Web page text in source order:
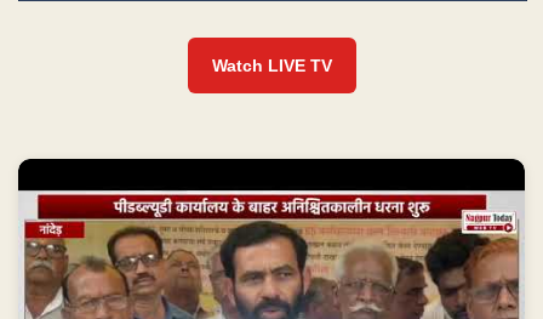
Watch LIVE TV